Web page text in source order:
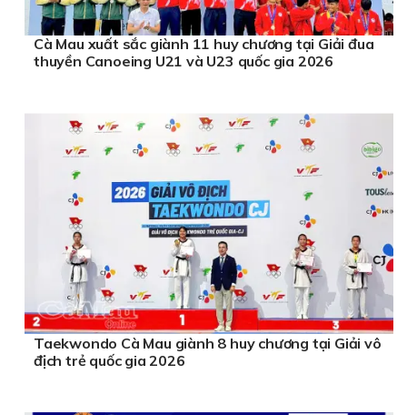
Cà Mau xuất sắc giành 11 huy chương tại Giải đua
thuyền Canoeing U21 và U23 quốc gia 2026
Taekwondo Cà Mau giành 8 huy chương tại Giải vô
địch trẻ quốc gia 2026